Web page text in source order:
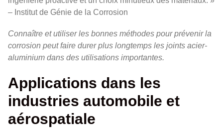
– Institut de Génie de la Corrosion
Connaître et utiliser les bonnes méthodes pour prévenir la
corrosion peut faire durer plus longtemps les joints acier-
aluminium dans des utilisations importantes.
Applications dans les
industries automobile et
aérospatiale